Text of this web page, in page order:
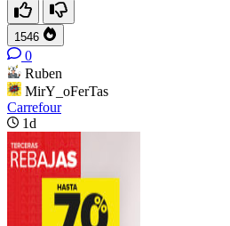
1546
0
Ruben
MirY_oFerTas
Carrefour
1d